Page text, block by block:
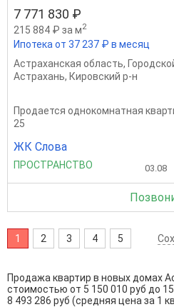
7 771 830 ₽
215 884 ₽ за м2
Ипотека от 37 237 ₽ в месяц
Астраханская область,
Астрахань, Кировский р-н
Продается однокомнатная
25
ЖК Слова
ПРОСТРАНСТВО 03.08
1 2 3 4 5
Продажа квартир в новых домах
стоимостью от 5 150 010 руб до
8 493 286 руб (средняя цена за 1